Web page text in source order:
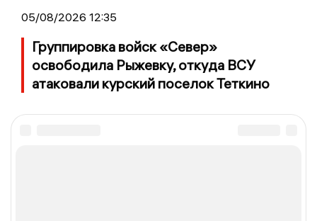
05/08/2026 12:35
Группировка войск «Север»
освободила Рыжевку, откуда ВСУ
атаковали курский поселок Теткино